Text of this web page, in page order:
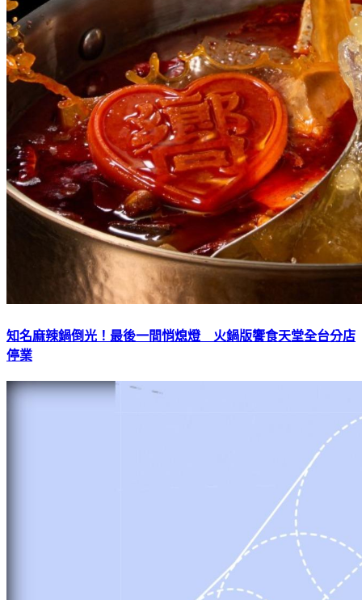
知名麻辣鍋倒光！最後一間悄熄燈 火鍋版饗食天堂全台分店
停業